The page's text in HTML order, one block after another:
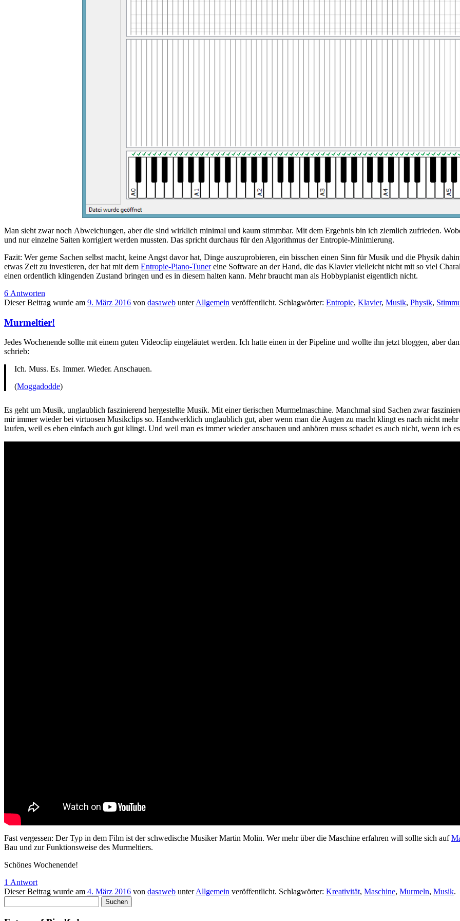
Man sieht zwar noch Abweichungen, aber die sind wirklich minimal und kaum stimmbar. Mit dem Ergebnis bin ich ziemlich zufrieden.
und nur einzelne Saiten korrigiert werden mussten. Das spricht durchaus für den Algorithmus der Entropie-Minimierung.
Fazit: Wer gerne Sachen selbst macht, keine Angst davor hat, Dinge auszuprobieren, ein bisschen einen Sinn für Musik und die Physik
etwas Zeit zu investieren, der hat mit dem Entropie-Piano-Tunereine Software an der Hand, die das Klavier vielleicht nicht mit so viel
einen ordentlich klingenden Zustand bringen und es in diesem halten kann. Mehr braucht man als Hobbypianist eigentlich nicht.
6 Antworten
Dieser Beitrag wurde am 9. März 2016 von dasaweb unterAllgemein veröffentlicht. Schlagwörter: Entropie, Klavier, Musik, Physik,
Murmeltier!
Jedes Wochenende sollte mit einem guten Videoclip eingeläutet werden. Ich hatte einen in der Pipeline und wollte ihn jetzt bloggen, aber
schrieb:
Ich. Muss. Es. Immer. Wieder. Anschauen.
(Moggadodde)
Es geht um Musik, unglaublich faszinierend hergestellte Musik. Mit einer tierischen Murmelmaschine. Manchmal sind Sachen zwar
mir immer wieder bei virtuosen Musikclips so. Handwerklich unglaublich gut, aber wenn man die Augen zu macht klingt es nach nicht
laufen, weil es eben einfach auch gut klingt. Und weil man es immer wieder anschauen und anhören muss schadet es auch nicht, wenn ich
Fast vergessen: Der Typ in dem Film ist der schwedische Musiker Martin Molin. Wer mehr über die Maschine erfahren will sollte sich auf
Bau und zur Funktionsweise des Murmeltiers.
Schönes Wochenende!
1 Antwort
Dieser Beitrag wurde am 4. März 2016 von dasaweb unterAllgemein veröffentlicht. Schlagwörter: Kreativität, Maschine, Murmeln, Musik.
nach: